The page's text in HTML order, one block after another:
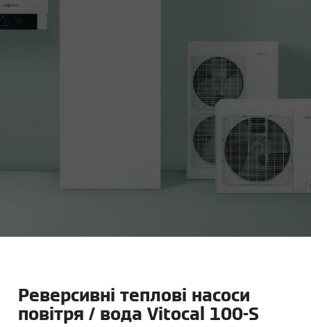
Реверсивні теплові насоси
повітря / вода Vitocal 100-S